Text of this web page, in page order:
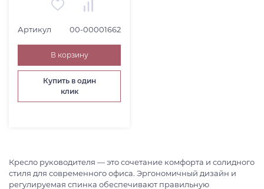
Артикул 00-00001662
В корзину
Купить в один
клик
Кресло руководителя — это сочетание комфорта и солидного
стиля для современного офиса. Эргономичный дизайн и
регулируемая спинка обеспечивают правильную